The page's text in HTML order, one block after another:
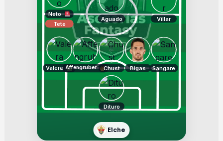
Dituro
Valera Affengruber Chust Bigas Sangare
Neto
Tete
Aguado Villar
Elche